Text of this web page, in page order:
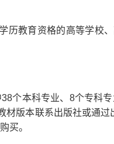
教育资格的高等学校、
本科专业、8个专科专
材版本联系出版社或通
买。